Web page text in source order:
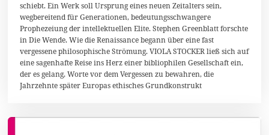
a
r
2
0
1
4
schiebt. Ein Werk soll Ursprung eines neuen Zeitalters sein,
wegbereitend für Generationen, bedeutungsschwangere
Prophezeiung der intellektuellen Elite. Stephen Greenblatt forschte
in Die Wende. Wie die Renaissance begann über eine fast
vergessene philosophische Strömung. VIOLA STOCKER ließ sich auf
eine sagenhafte Reise ins Herz einer bibliophilen Gesellschaft ein,
der es gelang, Worte vor dem Vergessen zu bewahren, die
Jahrzehnte später Europas ethisches Grundkonstrukt